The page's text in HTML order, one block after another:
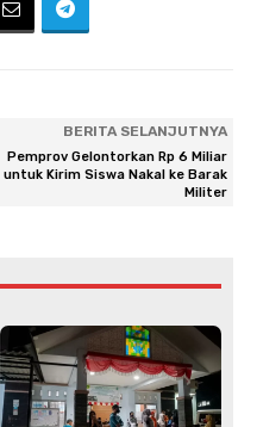
BERITA SELANJUTNYA
Pemprov Gelontorkan Rp 6 Miliar
untuk Kirim Siswa Nakal ke Barak
Militer